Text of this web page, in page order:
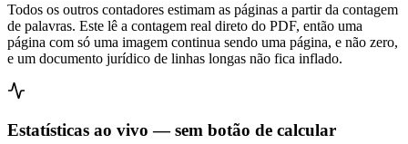
Todos os outros contadores estimam as páginas a partir da contagem
de palavras. Este lê a contagem real direto do PDF, então uma
página com só uma imagem continua sendo uma página, e não zero,
e um documento jurídico de linhas longas não fica inflado.
Estatísticas ao vivo — sem botão de calcular